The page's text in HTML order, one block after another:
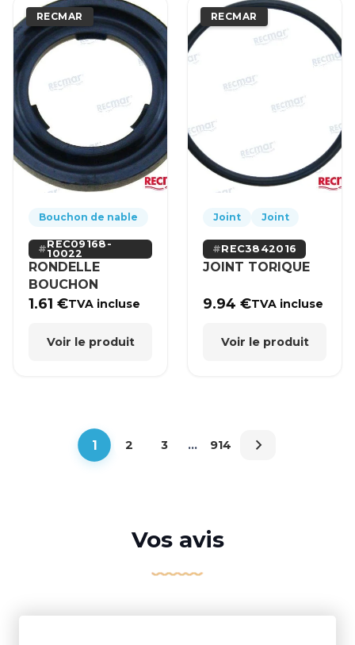
RECMAR
Bouchon de nable
REC09168-
10022
RONDELLE
BOUCHON
1.61€TVA incluse
Voir le produit
RECMAR
Joint Joint
REC3842016
JOINT TORIQUE
9.94€TVA incluse
Voir le produit
1 2 3 … 914
Vos avis